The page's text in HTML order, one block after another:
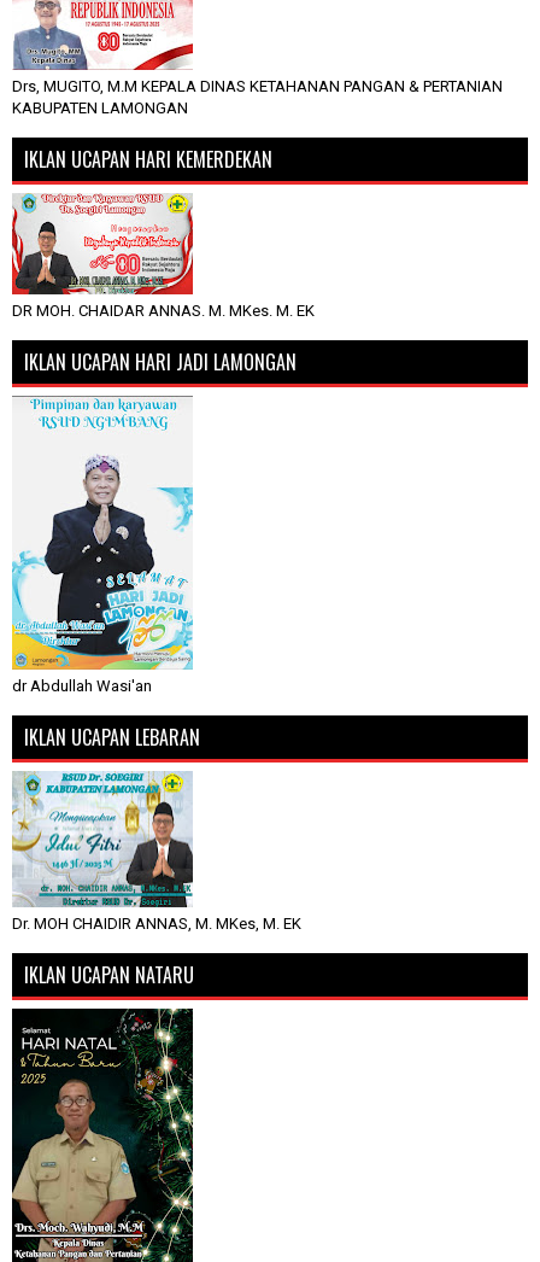
Drs, MUGITO, M.M KEPALA DINAS KETAHANAN PANGAN & PERTANIAN
KABUPATEN LAMONGAN
IKLAN UCAPAN HARI KEMERDEKAN
DR MOH. CHAIDAR ANNAS. M. MKes. M. EK
IKLAN UCAPAN HARI JADI LAMONGAN
dr Abdullah Wasi'an
IKLAN UCAPAN LEBARAN
Dr. MOH CHAIDIR ANNAS, M. MKes, M. EK
IKLAN UCAPAN NATARU